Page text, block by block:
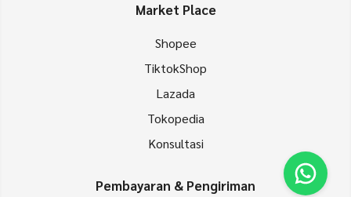
Market Place
Shopee
TiktokShop
Lazada
Tokopedia
Konsultasi
Pembayaran & Pengiriman